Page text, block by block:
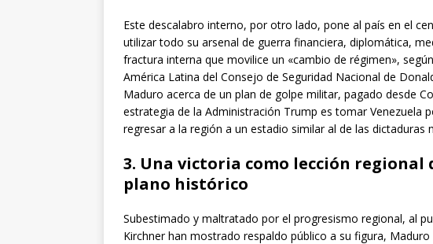
Este descalabro interno, por otro lado, pone al país en el
utilizar todo su arsenal de guerra financiera, diplomática,
fractura interna que movilice un «cambio de régimen»,
América Latina del Consejo de Seguridad Nacional de
Maduro acerca de un plan de golpe militar, pagado desde
estrategia de la Administración Trump es tomar Venezuela
regresar a la región a un estadio similar al de las dictaduras
3. Una victoria como lección regional
plano histórico
Subestimado y maltratado por el progresismo regional, al
Kirchner han mostrado respaldo público a su figura,